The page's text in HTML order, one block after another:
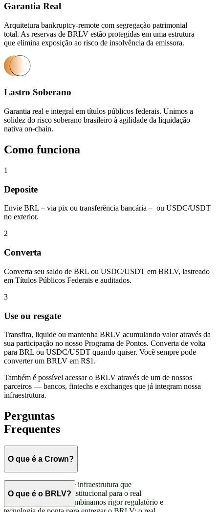
Garantia Real
Arquitetura bankruptcy-remote com segregação patrimonial
total. As reservas de BRLV estão protegidas em uma estrutura
que elimina exposição ao risco de insolvência da emissora.
Lastro Soberano
Garantia real e integral em títulos públicos federais. Unimos a
solidez do risco soberano brasileiro à agilidade da liquidação
nativa on-chain.
Como funciona
1
Deposite
Envie BRL – via pix ou transferência bancária – ou USDC/USDT
no exterior.
2
Converta
Converta seu saldo de BRL ou USDC/USDT em BRLV, lastreado
em Títulos Públicos Federais e auditados.
3
Use ou resgate
Transfira, liquide ou mantenha BRLV acumulando valor através da
sua participação no nosso Programa de Pontos. Converta de volta
para BRL ou USDC/USDT quando quiser. Você sempre pode
converter um BRLV em R$1.
Também é possível acessar o BRLV através de um de nossos
parceiros — bancos, fintechs e exchanges que já integram nossa
infraestrutura.
Perguntas
Frequentes
O que é a Crown?
A Crown é a fintech de infraestrutura que
estabeleceu o padrão institucional para o real
brasileiro on-chain. Combinamos rigor regulatório e
O que é o BRLV?